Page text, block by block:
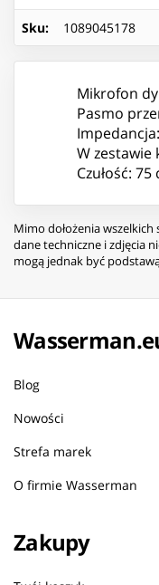
Sku: 1089045178
Mikrofon
Pasmo
W zestawie
Czułość: 75
Mimo dołożenia
dane techniczne i zdjęcia
mogą jednak być
Blog
Nowości
Strefa marek
O firmie Wasserman
Zakupy